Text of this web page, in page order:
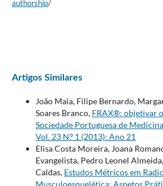
authorship/
Artigos Similares
João Maia, Filipe Bernardo,
Soares Branco, FRAX®: objetivar
Sociedade Portuguesa de
Vol. 23 N.º 1 (2013): Ano 21
Elisa Costa Moreira, Joana
Evangelista, Pedro Leonel
Caldas, Estudos Métricos em